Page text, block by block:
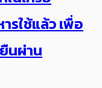
รใช้แล้ว เพื่อ
นผ่าน